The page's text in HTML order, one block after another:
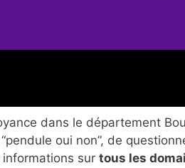
dans le département
oui non”, de
sur tous les